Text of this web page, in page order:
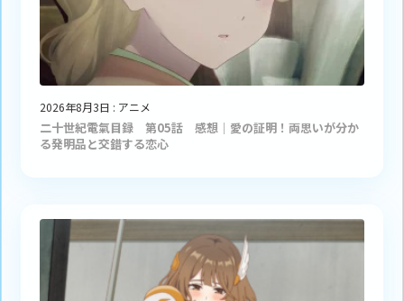
2026年8月3日 : アニメ
二十世紀電氣目録 第05話 感想｜愛の証明！両思いが分か
る発明品と交錯する恋心